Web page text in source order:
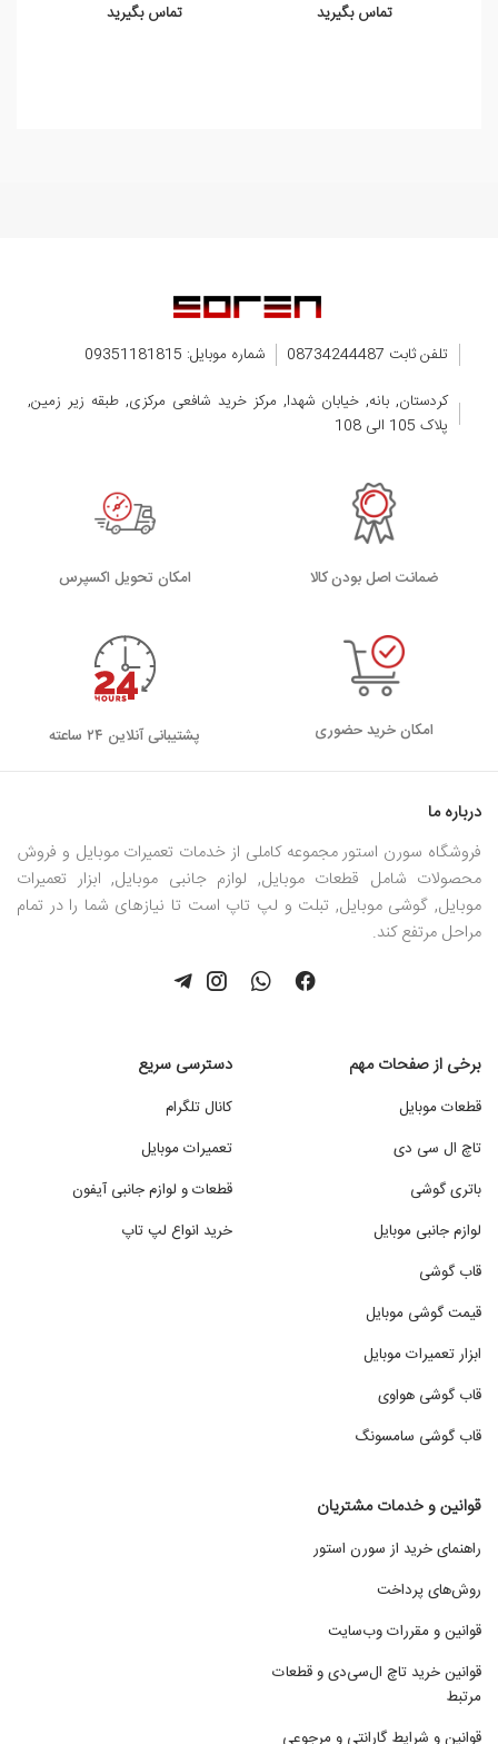
تماس بگیرید تماس بگیرید
تلفن ثابت 08734244487
شماره موبایل: 09351181815
کردستان, بانه, خیابان شهدا, مرکز خرید شافعی مرکزی, طبقه زیر زمین,
پلاک 105 الی 108
ضمانت اصل بودن کالا اﻣﮑﺎن ﺗﺤﻮﯾﻞ اﮐﺴﭙﺮس
امکان خرید حضوری پشتیبانی آنلاین ۲۴ ساعته
درباره ما
فروشگاه سورن استور مجموعه کاملی از خدمات تعمیرات موبایل و فروش
محصولات شامل قطعات موبایل, لوازم جانبی موبایل, ابزار تعمیرات
موبایل, گوشی موبایل, تبلت و لپ تاپ است تا نیازهای شما را در تمام
مراحل مرتفع کند.
برخی از صفحات مهم
قطعات موبایل
تاچ ال سی دی
باتری گوشی
لوازم جانبی موبایل
قاب گوشی
قیمت گوشی موبایل
ابزار تعمیرات موبایل
قاب گوشی هواوی
قاب گوشی سامسونگ
دسترسی سریع
کانال تلگرام
تعمیرات موبایل
قطعات و لوازم جانبی آیفون
خرید انواع لپ تاپ
قوانین و خدمات مشتریان
راهنمای خرید از سورن استور
روش‌های پرداخت
قوانین و مقررات وب‌سایت
قوانین خرید تاچ ال‌سی‌دی و قطعات
مرتبط
قوانین و شرایط گارانتی و مرجوعی